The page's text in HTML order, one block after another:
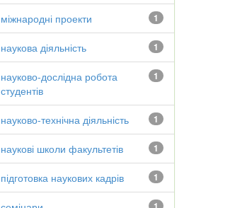
1
міжнародні проекти
1
наукова діяльність
1
науково-дослідна робота
студентів
1
науково-технічна діяльність
1
наукові школи факультетів
1
підготовка наукових кадрів